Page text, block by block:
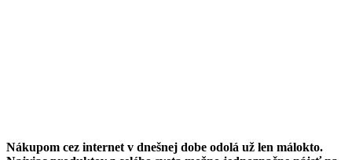
Nákupom cez internet v dnešnej dobe odolá už len málokto.